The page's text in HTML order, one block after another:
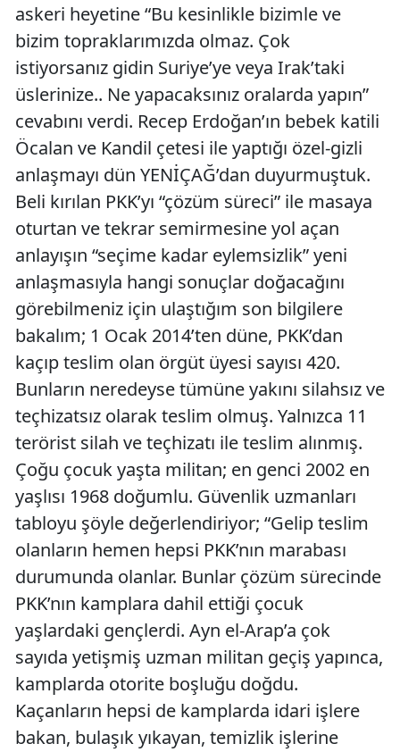
askeri heyetine “Bu kesinlikle bizimle ve
bizim topraklarımızda olmaz. Çok
istiyorsanız gidin Suriye’ye veya Irak’taki
üslerinize.. Ne yapacaksınız oralarda yapın”
cevabını verdi. Recep Erdoğan’ın bebek katili
Öcalan ve Kandil çetesi ile yaptığı özel-gizli
anlaşmayı dün YENİÇAĞ’dan duyurmuştuk.
Beli kırılan PKK’yı “çözüm süreci” ile masaya
oturtan ve tekrar semirmesine yol açan
anlayışın “seçime kadar eylemsizlik” yeni
anlaşmasıyla hangi sonuçlar doğacağını
görebilmeniz için ulaştığım son bilgilere
bakalım; 1 Ocak 2014’ten düne, PKK’dan
kaçıp teslim olan örgüt üyesi sayısı 420.
Bunların neredeyse tümüne yakını silahsız ve
teçhizatsız olarak teslim olmuş. Yalnızca 11
terörist silah ve teçhizatı ile teslim alınmış.
Çoğu çocuk yaşta militan; en genci 2002 en
yaşlısı 1968 doğumlu. Güvenlik uzmanları
tabloyu şöyle değerlendiriyor; “Gelip teslim
olanların hemen hepsi PKK’nın marabası
durumunda olanlar. Bunlar çözüm sürecinde
PKK’nın kamplara dahil ettiği çocuk
yaşlardaki gençlerdi. Ayn el-Arap’a çok
sayıda yetişmiş uzman militan geçiş yapınca,
kamplarda otorite boşluğu doğdu.
Kaçanların hepsi de kamplarda idari işlere
bakan, bulaşık yıkayan, temizlik işlerine